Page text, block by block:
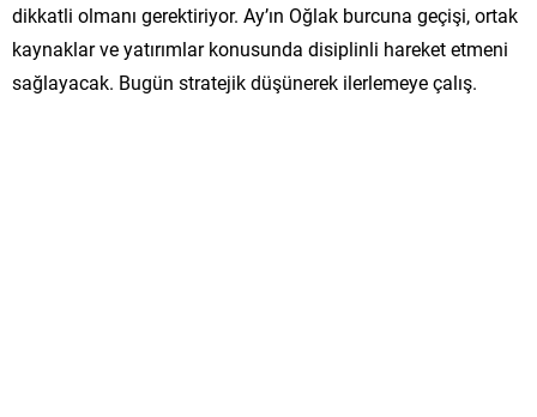
dikkatli olmanı gerektiriyor. Ay’ın Oğlak burcuna geçişi, ortak
kaynaklar ve yatırımlar konusunda disiplinli hareket etmeni
sağlayacak. Bugün stratejik düşünerek ilerlemeye çalış.